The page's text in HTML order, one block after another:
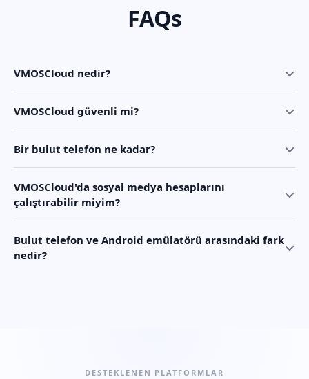
FAQs
VMOSCloud nedir?
VMOSCloud güvenli mi?
Bir bulut telefon ne kadar?
VMOSCloud'da sosyal medya hesaplarını
çalıştırabilir miyim?
Bulut telefon ve Android emülatörü arasındaki fark
nedir?
DESTEKLENEN PLATFORMLAR